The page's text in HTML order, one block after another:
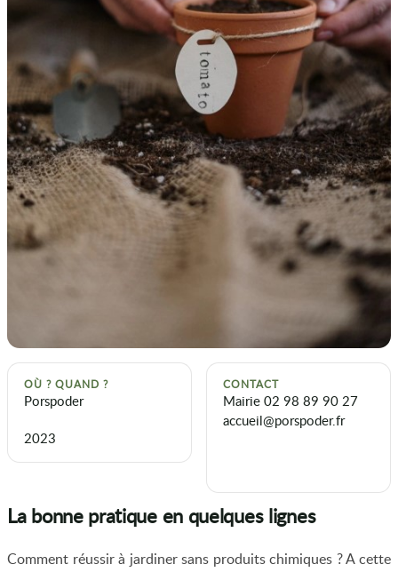
OÙ ? QUAND ?
Porspoder
2023
CONTACT
Mairie 02 98 89 90 27
accueil@porspoder.fr
La bonne pratique en quelques lignes
Comment réussir à jardiner sans produits chimiques ? A cette